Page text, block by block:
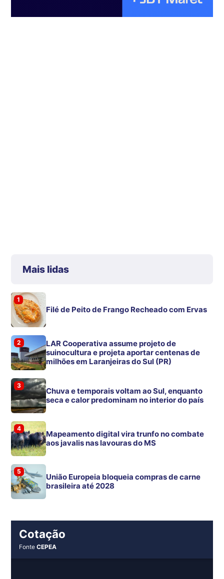
Mais lidas
1
Filé de Peito de Frango Recheado com Ervas
2
LAR Cooperativa assume projeto de
suinocultura e projeta aportar centenas de
milhões em Laranjeiras do Sul (PR)
3
Chuva e temporais voltam ao Sul, enquanto
seca e calor predominam no interior do país
4
Mapeamento digital vira trunfo no combate
aos javalis nas lavouras do MS
5
União Europeia bloqueia compras de carne
brasileira até 2028
Cotação
FonteCEPEA